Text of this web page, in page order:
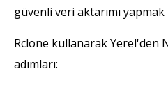
güvenli veri aktarımı yapmak
Rclone kullanarak Yerel'den
adımları: